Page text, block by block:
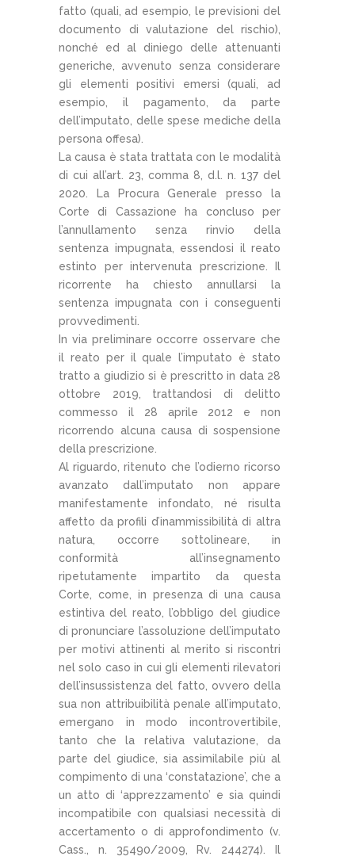
fatto (quali, ad esempio, le previsioni del
documento di valutazione del rischio),
nonché ed al diniego delle attenuanti
generiche, avvenuto senza considerare
gli elementi positivi emersi (quali, ad
esempio, il pagamento, da parte
dell’imputato, delle spese mediche della
persona offesa).
La causa è stata trattata con le modalità
di cui all’art. 23, comma 8, d.l. n. 137 del
2020. La Procura Generale presso la
Corte di Cassazione ha concluso per
l’annullamento senza rinvio della
sentenza impugnata, essendosi il reato
estinto per intervenuta prescrizione. Il
ricorrente ha chiesto annullarsi la
sentenza impugnata con i conseguenti
provvedimenti.
In via preliminare occorre osservare che
il reato per il quale l’imputato è stato
tratto a giudizio si è prescritto in data 28
ottobre 2019, trattandosi di delitto
commesso il 28 aprile 2012 e non
ricorrendo alcuna causa di sospensione
della prescrizione.
Al riguardo, ritenuto che l’odierno ricorso
avanzato dall’imputato non appare
manifestamente infondato, né risulta
affetto da profili d’inammissibilità di altra
natura, occorre sottolineare, in
conformità all’insegnamento
ripetutamente impartito da questa
Corte, come, in presenza di una causa
estintiva del reato, l’obbligo del giudice
di pronunciare l’assoluzione dell’imputato
per motivi attinenti al merito si riscontri
nel solo caso in cui gli elementi rilevatori
dell’insussistenza del fatto, ovvero della
sua non attribuibilità penale all’imputato,
emergano in modo incontrovertibile,
tanto che la relativa valutazione, da
parte del giudice, sia assimilabile più al
compimento di una ‘constatazione’, che a
un atto di ‘apprezzamento’ e sia quindi
incompatibile con qualsiasi necessità di
accertamento o di approfondimento (v.
Cass., n. 35490/2009, Rv. 244274). Il